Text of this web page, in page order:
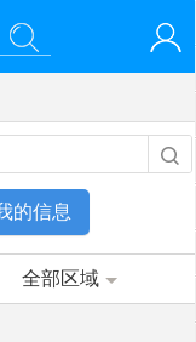
新城社区新媒体综
录
的信息
全部区域